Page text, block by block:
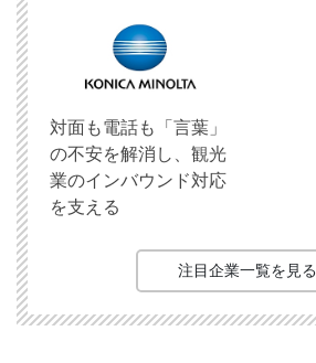
対面も電話も「言葉」
の不安を解消し、観光
業のインバウンド対応
を支える
注目企業一覧を見る